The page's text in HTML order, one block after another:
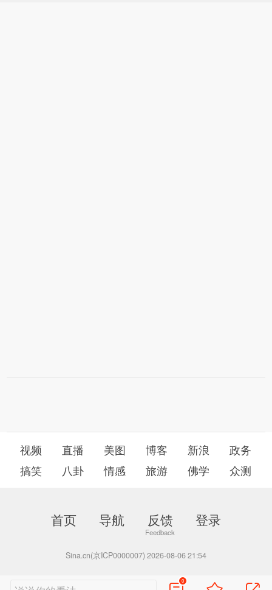
视频 直播 美图 博客 新浪
政务
搞笑
八卦 情感 旅游 佛学 众测
首页 导航 反馈 登录
Sina.cn(京ICP0000007) 2026-08-06 21:54
0